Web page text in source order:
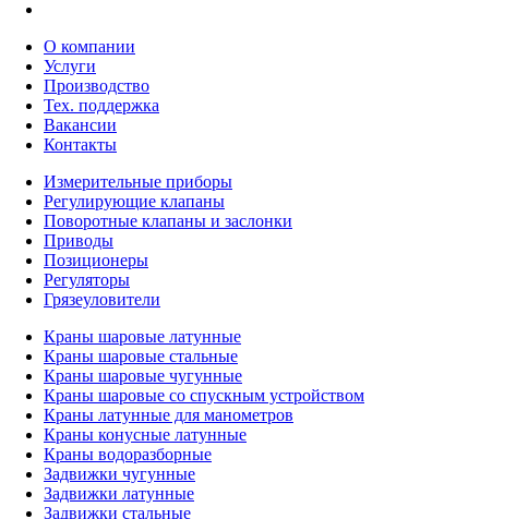
О компании
Услуги
Производство
Тех. поддержка
Вакансии
Контакты
Измерительные приборы
Регулирующие клапаны
Поворотные клапаны и заслонки
Приводы
Позиционеры
Регуляторы
Грязеуловители
Краны шаровые латунные
Краны шаровые стальные
Краны шаровые чугунные
Краны шаровые со спускным устройством
Краны латунные для манометров
Краны конусные латунные
Краны водоразборные
Задвижки чугунные
Задвижки латунные
Задвижки стальные